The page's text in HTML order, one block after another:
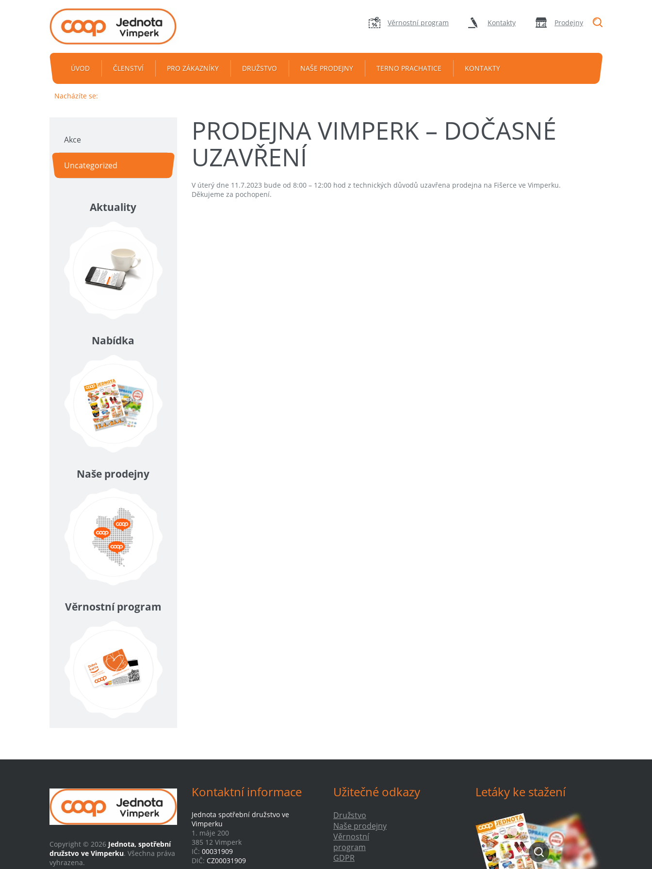
Věrnostní program Kontakty Prodejny
ÚVOD ČLENSTVÍ PRO ZÁKAZNÍKY DRUŽSTVO NAŠE PRODEJNY TERNO PRACHATICE KONTAKTY
Nacházíte se:
PRODEJNA VIMPERK – DOČASNÉ
UZAVŘENÍ
V úterý dne 11.7.2023 bude od 8:00 – 12:00 hod z technických důvodů uzavřena prodejna na Fišerce ve Vimperku.
Děkujeme za pochopení.
Akce
Uncategorized
Aktuality
Nabídka
Naše prodejny
Věrnostní program
Copyright © 2026 Jednota, spotřební
družstvo ve Vimperku. Všechna práva
vyhrazena.
Kontaktní informace
Jednota spotřební družstvo ve
Vimperku
1. máje 200
385 12 Vimperk
IČ: 00031909
DIČ: CZ00031909
Užitečné odkazy
Družstvo
Naše prodejny
Věrnostní
program
GDPR
Letáky ke stažení